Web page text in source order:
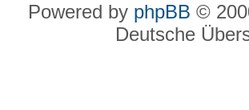
Powered by phpBB ©
Deutsche